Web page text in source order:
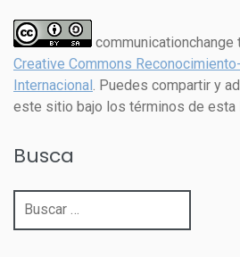
communicationchange
Creative Commons
Internacional. Puedes compartir y
este sitio bajo los términos de esta
Busca
Buscar: